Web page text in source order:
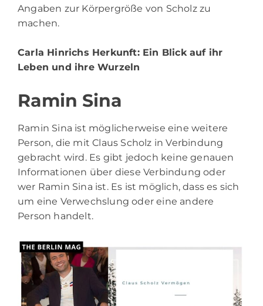
Angaben zur Körpergröße von Scholz zu
machen.
Carla Hinrichs Herkunft: Ein Blick auf ihr
Leben und ihre Wurzeln
Ramin Sina
Ramin Sina ist möglicherweise eine weitere
Person, die mit Claus Scholz in Verbindung
gebracht wird. Es gibt jedoch keine genauen
Informationen über diese Verbindung oder
wer Ramin Sina ist. Es ist möglich, dass es sich
um eine Verwechslung oder eine andere
Person handelt.